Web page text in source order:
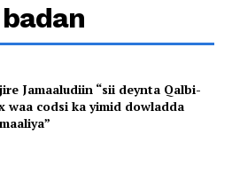
Jamaaludiin “sii deynta Qalbi-
waa codsi ka yimid dowladda